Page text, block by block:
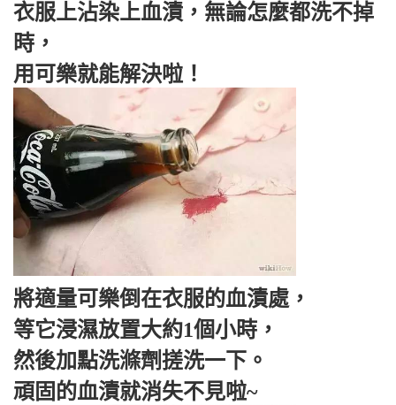
衣服上沾染上血漬，無論怎麼都洗不掉
時，
用可樂就能解決啦！
將適量可樂倒在衣服的血漬處，
等它浸濕放置大約1個小時，
然後加點洗滌劑搓洗一下。
頑固的血漬就消失不見啦~